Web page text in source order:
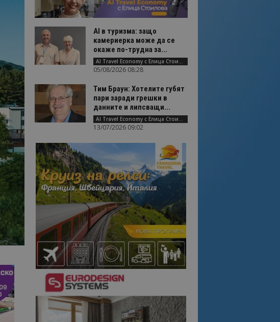
AI в туризма: защо
камериерка може да се
окаже по-трудна за...
AI Travel Economy с Елица Стоилова
05/08/2026 08:28
Тим Браун: Хотелите губят
пари заради грешки в
данните и липсващи...
AI Travel Economy с Елица Стоилова
13/07/2026 09:02